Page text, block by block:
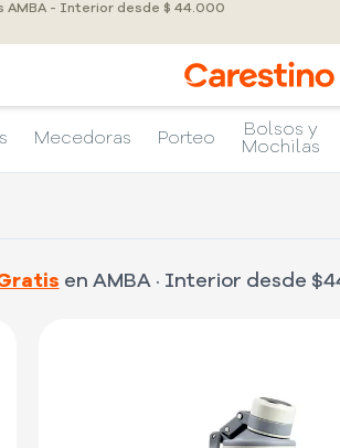
AMBA - Interior desde $ 44.000
Mecedoras Porteo
Bolsos y
Mochilas
en AMBA · Interior desde